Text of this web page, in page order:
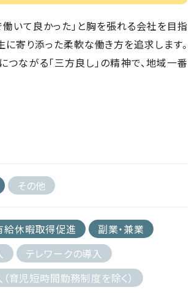
働いて良かった」と胸を張れる会社を目指
寄り添った柔軟な働き方を追求します。
ながる「三方良し」の精神で、地域一番
その他
給休暇取得促進
副業・兼業
テレワークの導入
育児短時間勤務制度を除く）